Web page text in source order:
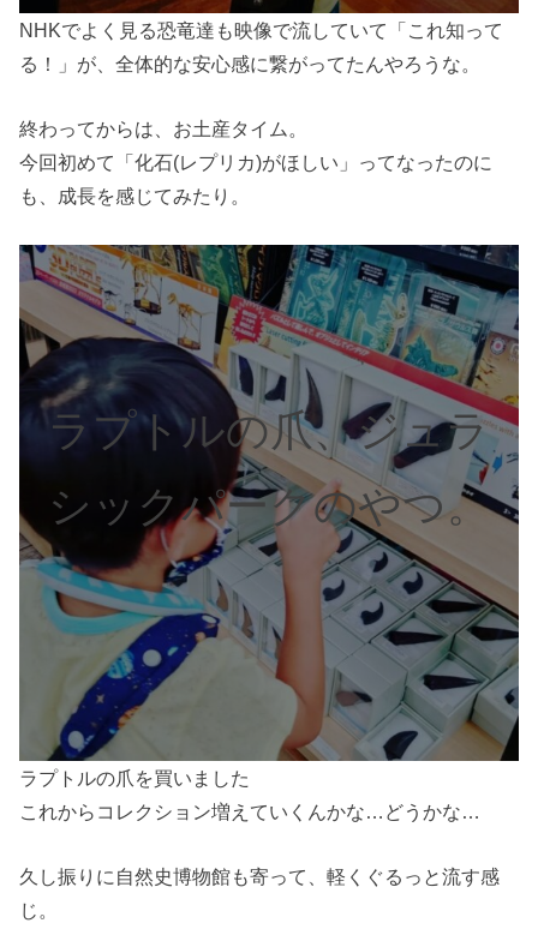
NHKでよく見る恐竜達も映像で流していて「これ知って
る！」が、全体的な安心感に繋がってたんやろうな。
終わってからは、お土産タイム。
今回初めて「化石(レプリカ)がほしい」ってなったのに
も、成長を感じてみたり。
ラプトルの爪、ジュラ
シックパークのやつ。
ラプトルの爪を買いました
これからコレクション増えていくんかな…どうかな…
久し振りに自然史博物館も寄って、軽くぐるっと流す感
じ。